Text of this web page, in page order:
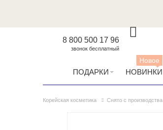
8 800 500 17 96
звонок бесплатный
ПОДАРКИ НОВИНКИ
Новое
Корейская косметика Снято с производства